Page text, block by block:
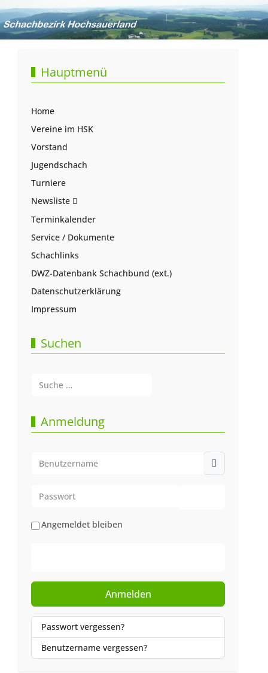
Hauptmenü
Home
Vereine im HSK
Vorstand
Jugendschach
Turniere
Newsliste
Terminkalender
Service / Dokumente
Schachlinks
DWZ-Datenbank Schachbund (ext.)
Datenschutzerklärung
Impressum
Suchen
Anmeldung
Angemeldet bleiben
Anmelden
Passwort vergessen?
Benutzername vergessen?